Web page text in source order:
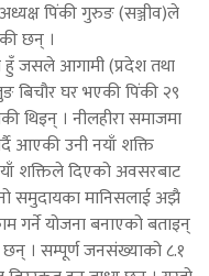
पिंकी गुरुङ (सञ्जीव)ले
छन् ।
हुँ जसले आगामी (प्रदेश तथा
बिचौर घर भएकी पिंकी २९
थिइन् । नीलहीरा समाजमा
आएकी उनी नयाँ शक्ति
शक्तिले दिएको अवसरबाट
समुदायका मानिसलाई अझै
गर्ने योजना बनाएको बताइन्
छन् । सम्पूर्ण जनसंख्याको ८.१